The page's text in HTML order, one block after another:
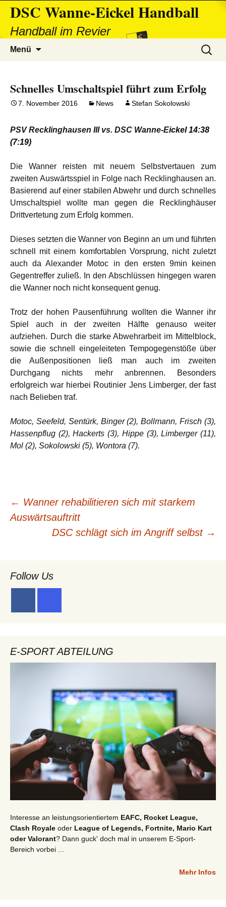
DSC Wanne-Eickel Handball
Handball im Revier
Menü
Suchen
nach:
Schnelles Umschaltspiel führt zum Erfolg
7. November 2016 News Stefan Sokolowski
PSV Recklinghausen III vs. DSC Wanne-Eickel 14:38
(7:19)
Die Wanner reisten mit neuem Selbstvertauen zum
zweiten Auswärtsspiel in Folge nach Recklinghausen an.
Basierend auf einer stabilen Abwehr und durch schnelles
Umschaltspiel wollte man gegen die Recklinghäuser
Drittvertetung zum Erfolg kommen.
Dieses setzten die Wanner von Beginn an um und führten
schnell mit einem komfortablen Vorsprung, nicht zuletzt
auch da Alexander Motoc in den ersten 9min keinen
Gegentreffer zuließ. In den Abschlüssen hingegen waren
die Wanner noch nicht konsequent genug.
Trotz der hohen Pausenführung wollten die Wanner ihr
Spiel auch in der zweiten Hälfte genauso weiter
aufziehen. Durch die starke Abwehrarbeit im Mittelblock,
sowie die schnell eingeleiteten Tempogegenstöße über
die Außenpositionen ließ man auch im zweiten
Durchgang nichts mehr anbrennen. Besonders
erfolgreich war hierbei Routinier Jens Limberger, der fast
nach Belieben traf.
Motoc, Seefeld, Sentürk, Binger (2), Bollmann, Frisch (3),
Hassenpflug (2), Hackerts (3), Hippe (3), Limberger (11),
Mol (2), Sokolowski (5), Wontora (7).
Beitragsnavigation
← Wanner rehabilitieren sich mit starkem
Auswärtsauftritt
DSC schlägt sich im Angriff selbst →
Follow Us
E-SPORT ABTEILUNG
Interesse an leistungsorientiertem EAFC, Rocket League,
Clash Royale oder League of Legends, Fortnite, Mario Kart
oder Valorant? Dann guck' doch mal in unserem E-Sport-
Bereich vorbei ...
Mehr Infos